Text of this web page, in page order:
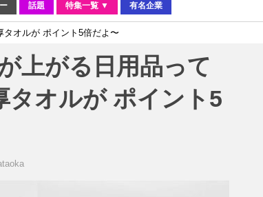
話題 特集一覧 ▼ 有名企業
オルが ポイント5倍だよ〜
上がる日用品って
タオルが ポイント5